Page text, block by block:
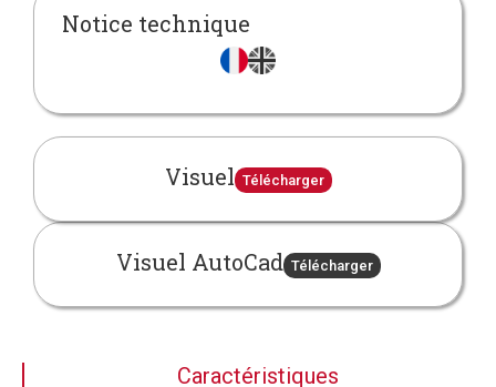
Notice technique
Visuel Télécharger
Visuel AutoCad Télécharger
Caractéristiques